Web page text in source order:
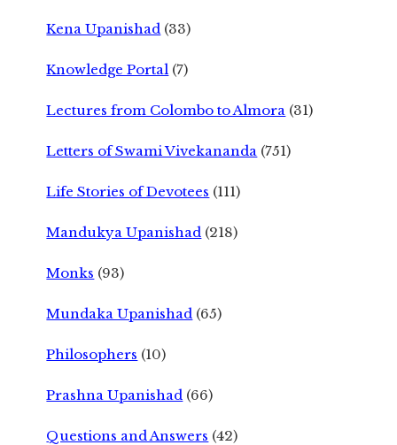
Kena Upanishad (33)
Knowledge Portal (7)
Lectures from Colombo to Almora (31)
Letters of Swami Vivekananda (751)
Life Stories of Devotees (111)
Mandukya Upanishad (218)
Monks (93)
Mundaka Upanishad (65)
Philosophers (10)
Prashna Upanishad (66)
Questions and Answers (42)